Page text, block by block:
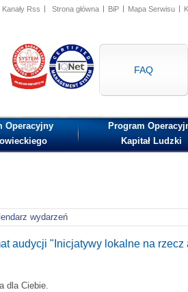
Kanały Rss Strona główna BiP Mapa Serwisu
FAQ
IQNet
ISO
Operacyjny
Program
Kapitał Ludzki
wydarzeń
audycji "Inicjatywy lokalne na
dla Ciebie.